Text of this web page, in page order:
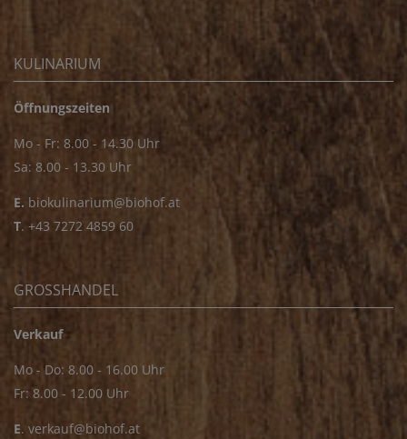
KULINARIUM
Öffnungszeiten
Mo - Fr: 8.00 - 14.30 Uhr
Sa: 8.00 - 13.30 Uhr
E. biokulinarium@biohof.at
T. +43 7272 4859 60
GROSSHANDEL
Verkauf
Mo - Do: 8.00 - 16.00 Uhr
Fr: 8.00 - 12.00 Uhr
E. verkauf@biohof.at